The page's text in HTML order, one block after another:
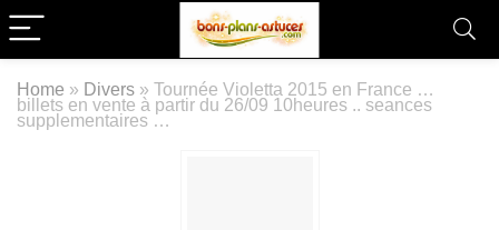
Home » Divers » Tournée Violetta 2015 en France …
billets en vente à partir du 26/09 10heures .. seances
supplementaires …